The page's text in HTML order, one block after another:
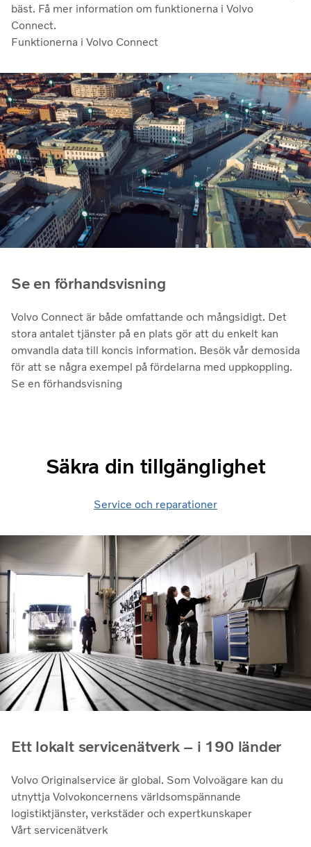
bäst. Få mer information om funktionerna i Volvo
Connect.
Funktionerna i Volvo Connect
Se en förhandsvisning
Volvo Connect är både omfattande och mångsidigt. Det
stora antalet tjänster på en plats gör att du enkelt kan
omvandla data till koncis information. Besök vår demosida
för att se några exempel på fördelarna med uppkoppling.
Se en förhandsvisning
Säkra din tillgänglighet
Service och reparationer
Ett lokalt servicenätverk – i 190 länder
Volvo Originalservice är global. Som Volvoägare kan du
utnyttja Volvokoncernens världsomspännande
logistiktjänster, verkstäder och expertkunskaper
Vårt servicenätverk